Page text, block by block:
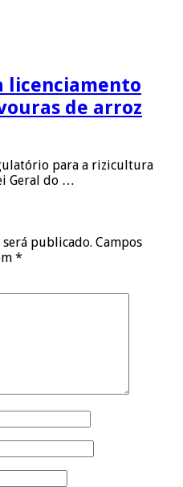
licenciamento
de arroz
para a rizicultura
Geral do …
será publicado. Campos
*